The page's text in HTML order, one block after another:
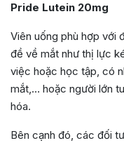
Pride Lutein 20mg
Viên uống phù hợp với
đề về mắt như thị lực
việc hoặc học tập, có
mắt,… hoặc người lớn
hóa.
Bên cạnh đó, các đối